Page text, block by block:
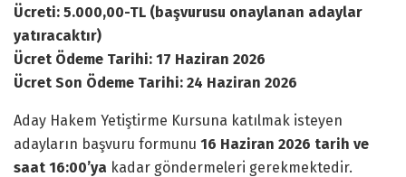
Ücreti: 5.000,00-TL (başvurusu onaylanan adaylar
yatıracaktır)
Ücret Ödeme Tarihi: 17 Haziran 2026
Ücret Son Ödeme Tarihi: 24 Haziran 2026
Aday Hakem Yetiştirme Kursuna katılmak isteyen
adayların başvuru formunu 16 Haziran 2026 tarih ve
saat 16:00’ya kadar göndermeleri gerekmektedir.